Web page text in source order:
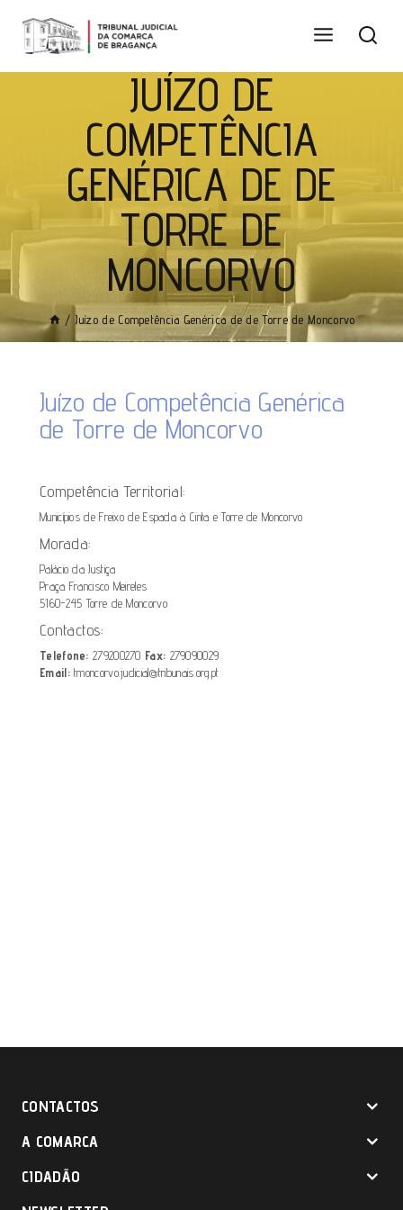
JUÍZO DE
COMPETÊNCIA
GENÉRICA DE DE
TORRE DE
MONCORVO
/ Juízo de Competência Genérica de de Torre de Moncorvo
Juízo de Competência Genérica
de Torre de Moncorvo
Competência Territorial:
Municípios de Freixo de Espada à Cinta e Torre de Moncorvo
Morada:
Palácio da Justiça
Praça Francisco Meireles
5160-245 Torre de Moncorvo
Contactos:
Telefone: 279200270 Fax: 279090029
Email:tmoncorvo.judicial@tribunais.org.pt
CONTACTOS
A COMARCA
CIDADÃO